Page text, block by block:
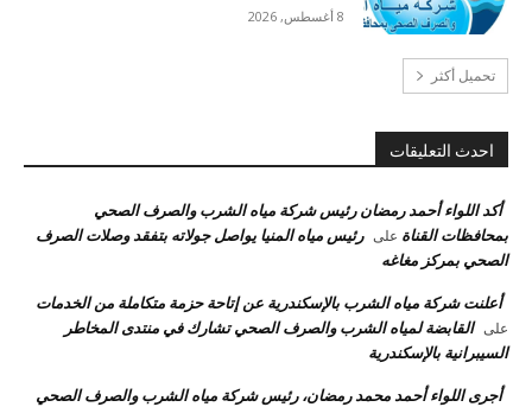
8 أغسطس, 2026
تحميل أكثر
احدث التعليقات
أكد اللواء أحمد رمضان رئيس شركة مياه الشرب والصرف الصحي
بمحافظات القناة على رئيس مياه المنيا يواصل جولاته بتفقد وصلات الصرف
الصحي بمركز مغاغه
أعلنت شركة مياه الشرب بالإسكندرية عن إتاحة حزمة متكاملة من الخدمات
على القابضة لمياه الشرب والصرف الصحي تشارك في منتدى المخاطر
السيبرانية بالإسكندرية
أجرى اللواء أحمد محمد رمضان، رئيس شركة مياه الشرب والصرف الصحي